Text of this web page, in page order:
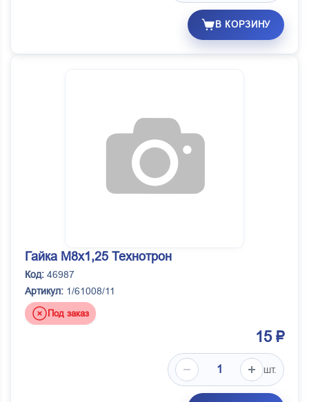
В КОРЗИНУ
Гайка М8х1,25 Технотрон
Код: 46987
Артикул: 1/61008/11
Под заказ
15 ₽
шт.